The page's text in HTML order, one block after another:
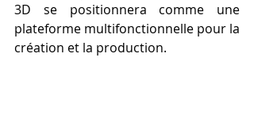
3D se positionnera comme une
plateforme multifonctionnelle pour la
création et la production.